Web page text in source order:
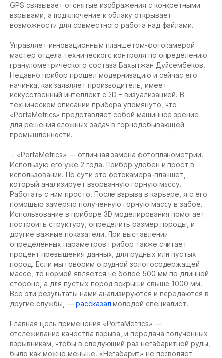
GPS связывает отснятые изображения с конкретными
взрывами, а подключение к облаку открывает
возможности для совместного работа над файлами.
Управляет инновационным планшетом-фотокамерой
мастер отдела технического контроля по определению
гранулометрического состава Бахытжан Дуйсембеков.
Недавно прибор прошел модернизацию и сейчас его
начинка, как заявляет производитель, имеет
искусственный интеллект с 3D – визуализацией. В
техническом описании прибора упомянуто, что
«PortaMetrics» представляет собой машинное зрение
для решения сложных задач в горнодобывающей
промышленности.
- «PortaMetrics» — отличная замена фотопланометрии.
Использую его уже 2 года. Прибор удобен и прост в
использовании. По сути это фотокамера-планшет,
который анализирует взорванную горную массу.
Работать с ним просто. После взрыва в карьере, я с его
помощью замеряю полученную горную массу в забое.
Использование в приборе 3D моделирования помогает
построить структуру, определить размер породы, и
другие важные показатели. При выставлении
определенных параметров прибор также считает
процент превышения данных, для рудных или пустых
пород. Если мы говорим о рудной золотосодержащей
массе, то нормой является не более 500 мм по длинной
стороне, а для пустых пород вскрыши свыше 1000 мм.
Все эти результаты нами анализируются и передаются в
другие службы, — рассказал молодой специалист.
Главная цель применения «PortaMetrics» —
отслеживание качества взрыва, и передача полученных
взрывникам, чтобы в следующий раз негабаритной руды,
было как можно меньше. «Негабарит» не позволяет